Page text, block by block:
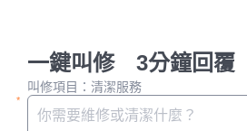
一鍵叫修 3分鐘回覆
叫修項目：清潔服務